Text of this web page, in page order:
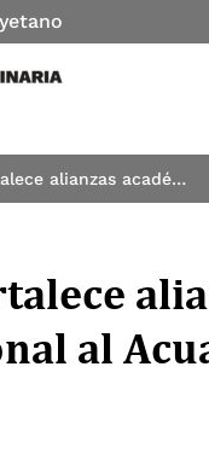
FAVEZ fortalece alianzas académicas con visita institucional al Acuario Nautilus
al